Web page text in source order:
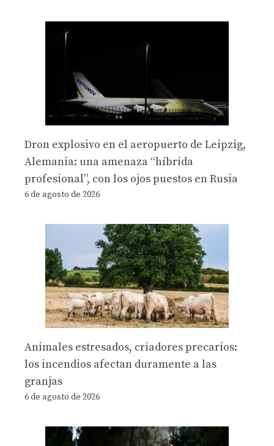
Dron explosivo en el aeropuerto de Leipzig,
Alemania: una amenaza “híbrida
profesional”, con los ojos puestos en Rusia
6 de agosto de 2026
Animales estresados, criadores precarios:
los incendios afectan duramente a las
granjas
6 de agosto de 2026